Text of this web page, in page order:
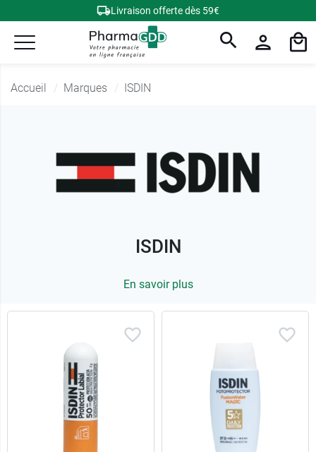
Livraison offerte dès 59€
Accueil Marques ISDIN
ISDIN
En savoir plus